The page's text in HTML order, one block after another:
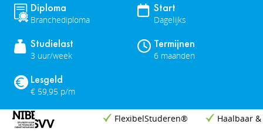
Diploma
Branchediploma
Start
Dagelijks
Studielast
3 uur/week
Termijnen
6 maanden
Lesgeld
€ 59,95 p/m
FlexibelStuderen® Haalbaar